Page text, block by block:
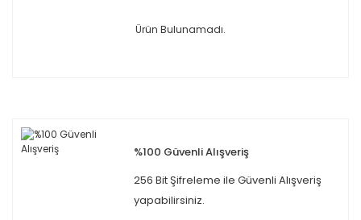
Ürün Bulunamadı.
%100 Güvenli Alışveriş
256 Bit Şifreleme ile Güvenli Alışveriş
yapabilirsiniz.